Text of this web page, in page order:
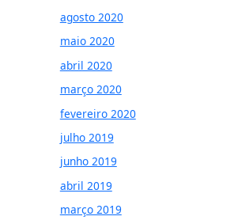
agosto 2020
maio 2020
abril 2020
março 2020
fevereiro 2020
julho 2019
junho 2019
abril 2019
março 2019